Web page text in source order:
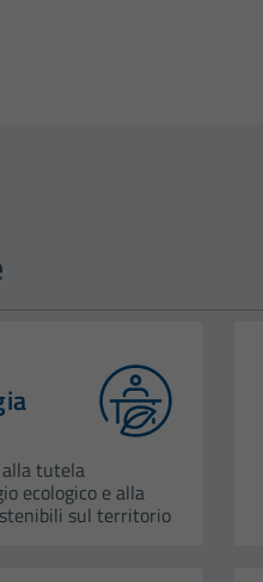
tutela
ecologico e alla
sul territorio